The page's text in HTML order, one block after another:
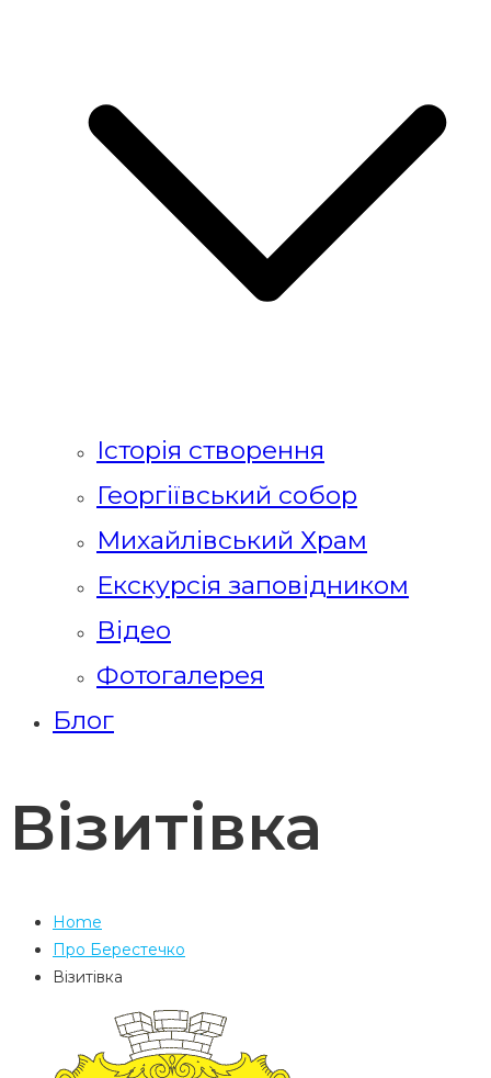
Історія створення
Георгіївський собор
Михайлівський Храм
Екскурсія заповідником
Відео
Фотогалерея
Блог
Візитівка
Home
Про Берестечко
Візитівка